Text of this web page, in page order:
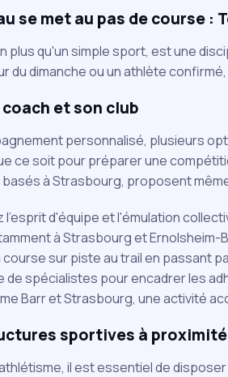
se met au pas de course
plus qu'un simple sport, est une
du dimanche ou un athlète
et son club
personnalisé, plusieurs
ce soit pour préparer une
à Strasbourg, proposent
l'esprit d'équipe et l'émulation
à Strasbourg et
course sur piste au trail en passant
de spécialistes pour encadrer les
Barr et Strasbourg, une activité
sportives à proximité
il est essentiel de